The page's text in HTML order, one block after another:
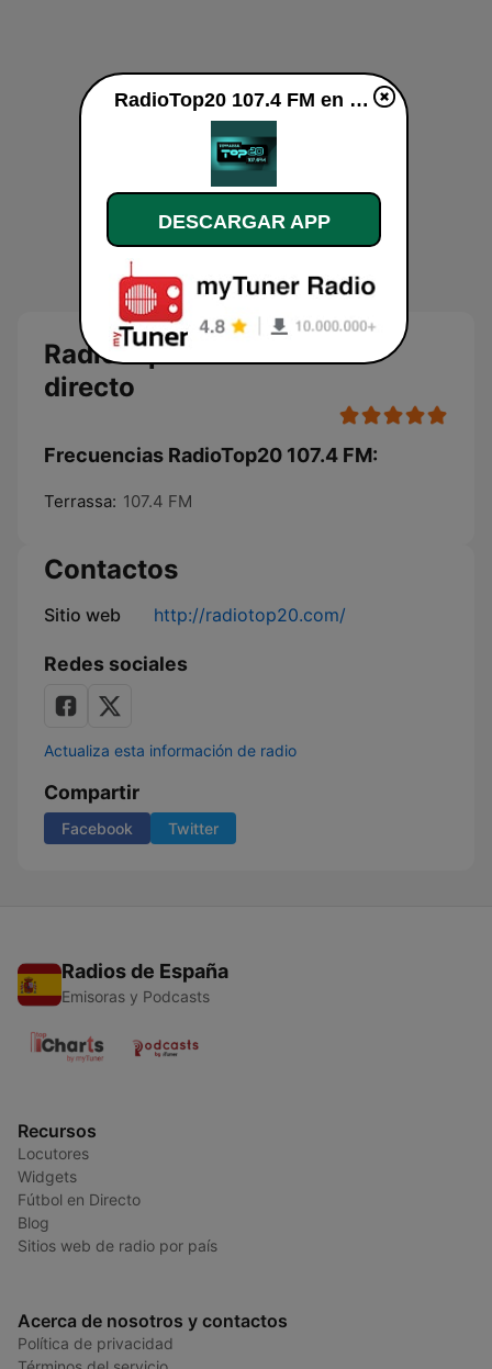
RadioTop20 107.4 FM en
directo
Frecuencias RadioTop20 107.4 FM:
Terrassa: 107.4 FM
Contactos
Sitio web http://radiotop20.com/
Redes sociales
Actualiza esta información de radio
Compartir
Facebook Twitter
Radios de España
Emisoras y Podcasts
Recursos
Locutores
Widgets
Fútbol en Directo
Blog
Sitios web de radio por país
Acerca de nosotros y contactos
Política de privacidad
RadioTop20 107.4 FM en vivo
DESCARGAR APP